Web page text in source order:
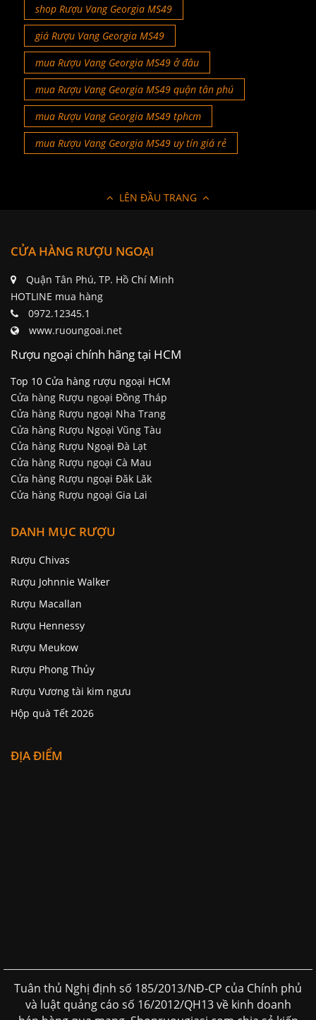
shop Rượu Vang Georgia MS49
giá Rượu Vang Georgia MS49
mua Rượu Vang Georgia MS49 ở đâu
mua Rượu Vang Georgia MS49 quận tân phú
mua Rượu Vang Georgia MS49 tphcm
mua Rượu Vang Georgia MS49 uy tín giá rẻ
LÊN ĐẦU TRANG
CỬA HÀNG RƯỢU NGOẠI
Quận Tân Phú, TP. Hồ Chí Minh
HOTLINE mua hàng
0972.12345.1
www.ruoungoai.net
Rượu ngoại chính hãng tại HCM
Top 10 Cửa hàng rượu ngoại HCM
Cửa hàng Rượu ngoại Đồng Tháp
Cửa hàng Rượu ngoại Nha Trang
Cửa hàng Rượu Ngoại Vũng Tàu
Cửa hàng Rượu Ngoại Đà Lạt
Cửa hàng Rượu ngoại Cà Mau
Cửa hàng Rượu ngoại Đăk Lăk
Cửa hàng Rượu ngoại Gia Lai
DANH MỤC RƯỢU
Rượu Chivas
Rượu Johnnie Walker
Rượu Macallan
Rượu Hennessy
Rượu Meukow
Rượu Phong Thủy
Rượu Vương tài kim ngưu
Hộp quà Tết 2026
ĐỊA ĐIỂM
Tuân thủ Nghị định số 185/2013/NĐ-CP của Chính phủ
và luật quảng cáo số 16/2012/QH13 về kinh doanh